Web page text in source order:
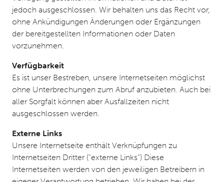
jedoch ausgeschlossen. Wir behalten uns das Recht vor,
ohne Ankündigungen Änderungen oder Ergänzungen
der bereitgestellten Informationen oder Daten
vorzunehmen.
Verfügbarkeit
Es ist unser Bestreben, unsere Internetseiten möglichst
ohne Unterbrechungen zum Abruf anzubieten. Auch bei
aller Sorgfalt können aber Ausfallzeiten nicht
ausgeschlossen werden.
Externe Links
Unsere Internetseite enthält Verknüpfungen zu
Internetseiten Dritter (“externe Links”) Diese
Internetseiten werden von den jeweiligen Betreibern in